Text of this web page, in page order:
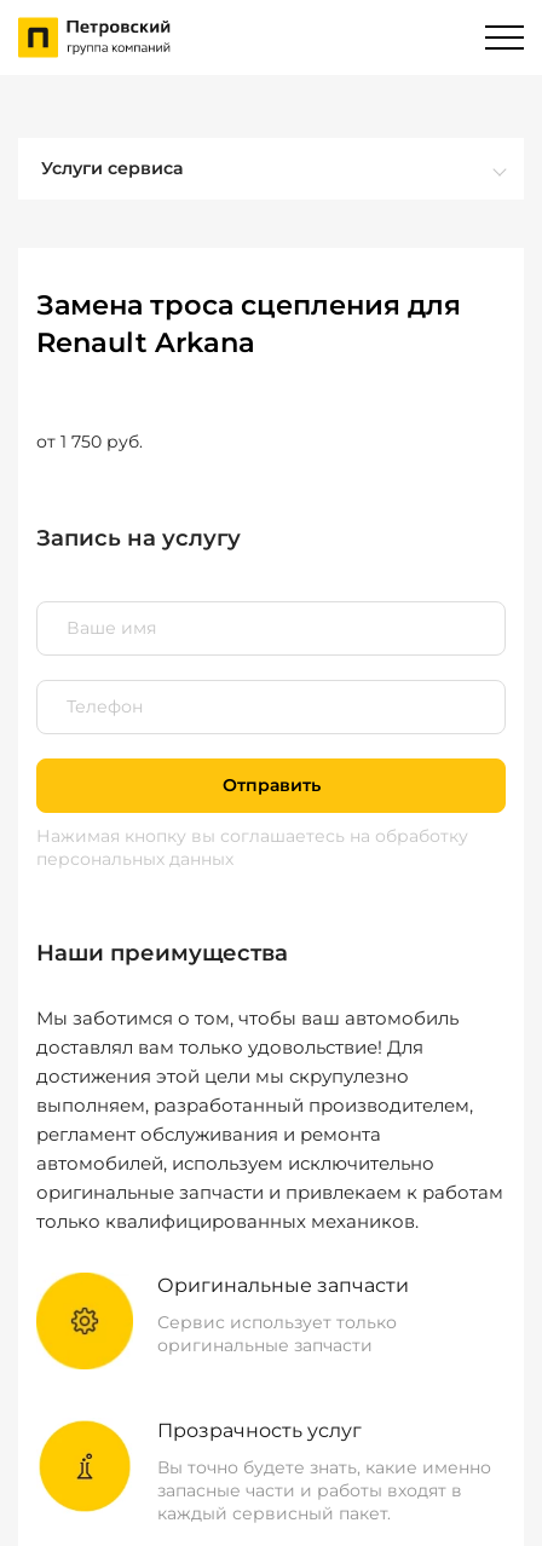
Услуги сервиса
Замена троса сцепления для
Renault Arkana
от 1 750 руб.
Запись на услугу
Отправить
Нажимая кнопку вы соглашаетесь на обработку
персональных данных
Наши преимущества
Мы заботимся о том, чтобы ваш автомобиль
доставлял вам только удовольствие! Для
достижения этой цели мы скрупулезно
выполняем, разработанный производителем,
регламент обслуживания и ремонта
автомобилей, используем исключительно
оригинальные запчасти и привлекаем к работам
только квалифицированных механиков.
Оригинальные запчасти
Сервис использует только
оригинальные запчасти
Прозрачность услуг
Вы точно будете знать, какие именно
запасные части и работы входят в
каждый сервисный пакет.